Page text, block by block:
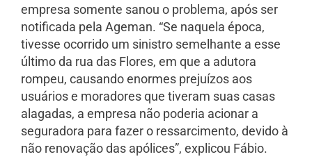
empresa somente sanou o problema, após ser
notificada pela Ageman. “Se naquela época,
tivesse ocorrido um sinistro semelhante a esse
último da rua das Flores, em que a adutora
rompeu, causando enormes prejuízos aos
usuários e moradores que tiveram suas casas
alagadas, a empresa não poderia acionar a
seguradora para fazer o ressarcimento, devido à
não renovação das apólices”, explicou Fábio.